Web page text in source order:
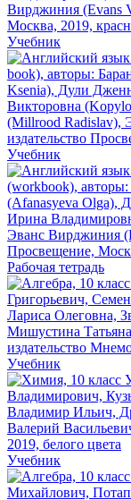
Учебник
Учебник
Рабочая тетрадь
Учебник
Учебник